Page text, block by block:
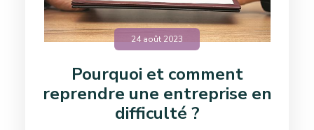
24 août 2023
Pourquoi et comment
reprendre une entreprise en
difficulté ?